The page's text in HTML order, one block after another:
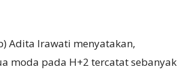
Adita Irawati menyatakan,
moda pada H+2 tercatat sebanyak